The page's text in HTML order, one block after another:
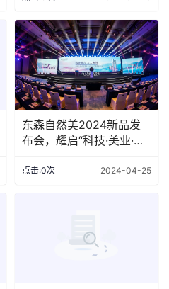
东森自然美2024新品发
布会，耀启“科技·美业·大
点击:0次 2024-04-25